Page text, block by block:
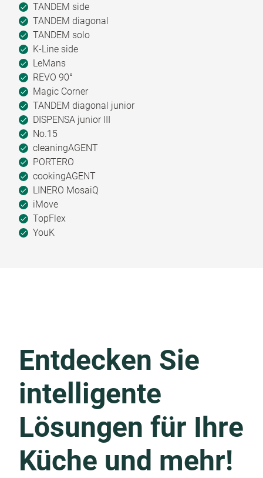
TANDEM side
TANDEM diagonal
TANDEM solo
K-Line side
LeMans
REVO 90°
Magic Corner
TANDEM diagonal junior
DISPENSA junior III
No.15
cleaningAGENT
PORTERO
cookingAGENT
LINERO MosaiQ
iMove
TopFlex
YouK
Entdecken Sie
intelligente
Lösungen für Ihre
Küche und mehr!